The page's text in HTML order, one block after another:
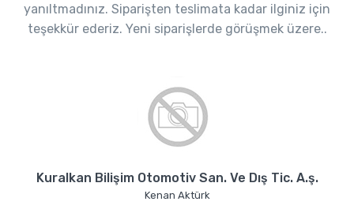
yanıltmadınız. Siparişten teslimata kadar ilginiz için
teşekkür ederiz. Yeni siparişlerde görüşmek üzere..
Kuralkan Bilişim Otomotiv San. Ve Dış Tic. A.ş.
Kenan Aktürk